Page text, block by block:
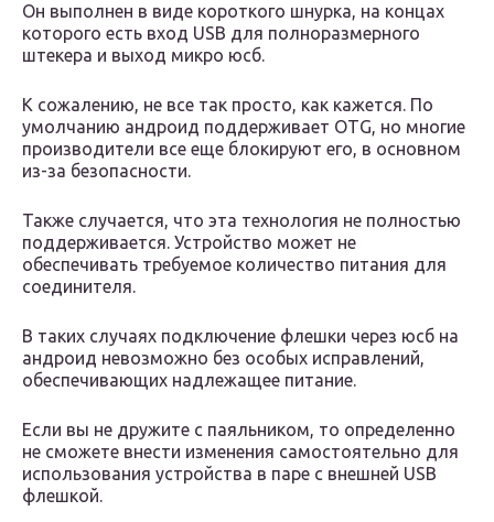
Он выполнен в виде короткого шнурка, на концах
которого есть вход USB для полноразмерного
штекера и выход микро юсб.
К сожалению, не все так просто, как кажется. По
умолчанию андроид поддерживает OTG, но многие
производители все еще блокируют его, в основном
из-за безопасности.
Также случается, что эта технология не полностью
поддерживается. Устройство может не
обеспечивать требуемое количество питания для
соединителя.
В таких случаях подключение флешки через юсб на
андроид невозможно без особых исправлений,
обеспечивающих надлежащее питание.
Если вы не дружите с паяльником, то определенно
не сможете внести изменения самостоятельно для
использования устройства в паре с внешней USB
флешкой.